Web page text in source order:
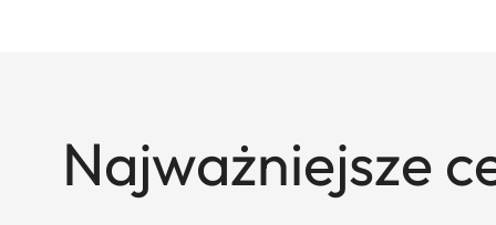
Najważniejsze